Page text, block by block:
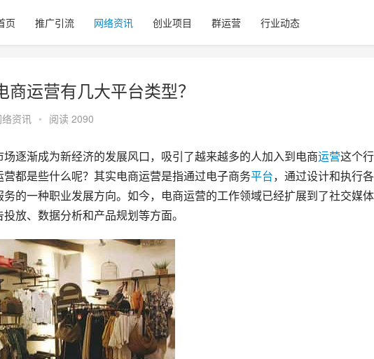
页 推广引流 网络资讯 创业项目 群运营 行业动态
运营有几大平台类型？
络资讯 • 阅读 2090
场逐渐成为新经济的发展风口，吸引了越来越多的人加入到电商运营这个
都是些什么呢？其实电商运营是指通过电子商务平台，通过设计和执行
的一种职业发展方向。如今，电商运营的工作领域已经扩展到了社交媒
放、数据分析和产品规划等方面。